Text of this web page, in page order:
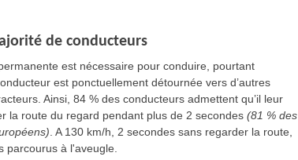
de conducteurs
est nécessaire pour conduire, pourtant
est ponctuellement détournée vers d’autres
Ainsi, 84 % des conducteurs admettent qu’il leur
la route du regard pendant plus de 2 secondes (81 % des
. A 130 km/h, 2 secondes sans regarder la route,
parcourus à l'aveugle.